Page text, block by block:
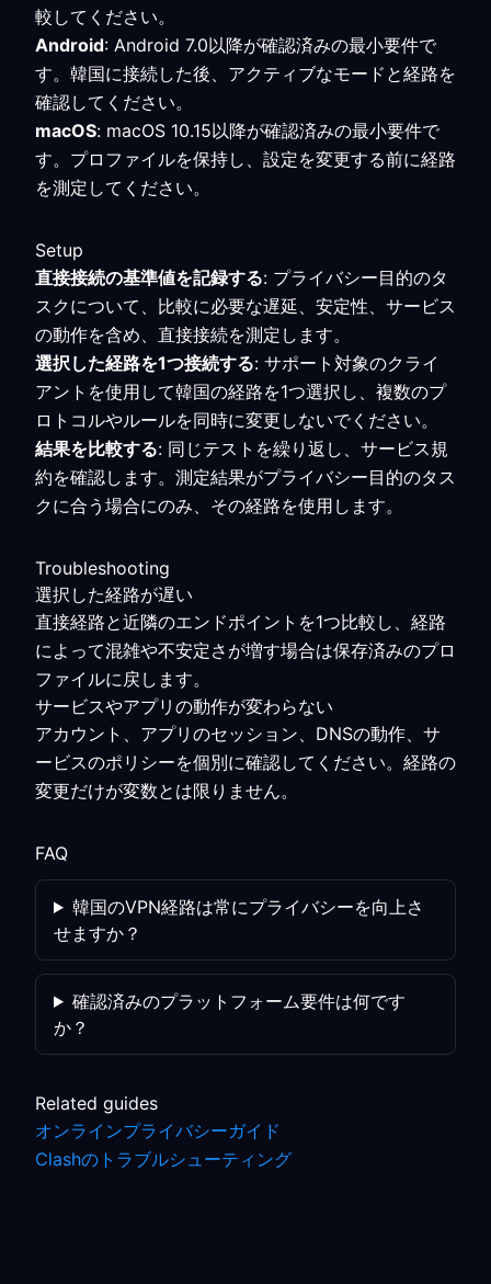
較してください。
Android: Android 7.0以降が確認済みの最小要件で
す。韓国に接続した後、アクティブなモードと経路を
確認してください。
macOS: macOS 10.15以降が確認済みの最小要件で
す。プロファイルを保持し、設定を変更する前に経路
を測定してください。
Setup
直接接続の基準値を記録する: プライバシー目的のタ
スクについて、比較に必要な遅延、安定性、サービス
の動作を含め、直接接続を測定します。
選択した経路を1つ接続する: サポート対象のクライ
アントを使用して韓国の経路を1つ選択し、複数のプ
ロトコルやルールを同時に変更しないでください。
結果を比較する: 同じテストを繰り返し、サービス規
約を確認します。測定結果がプライバシー目的のタス
クに合う場合にのみ、その経路を使用します。
Troubleshooting
選択した経路が遅い
直接経路と近隣のエンドポイントを1つ比較し、経路
によって混雑や不安定さが増す場合は保存済みのプロ
ファイルに戻します。
サービスやアプリの動作が変わらない
アカウント、アプリのセッション、DNSの動作、サ
ービスのポリシーを個別に確認してください。経路の
変更だけが変数とは限りません。
FAQ
韓国のVPN経路は常にプライバシーを向上さ
せますか？
確認済みのプラットフォーム要件は何です
か？
Related guides
オンラインプライバシーガイド
Clashのトラブルシューティング